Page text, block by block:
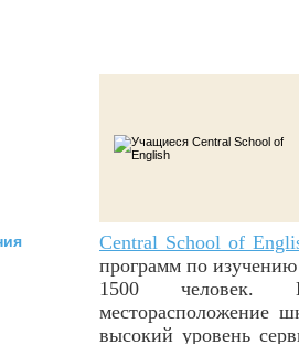
Central School of
программ по изучению
1500 человек.
месторасположение
высокий уровень